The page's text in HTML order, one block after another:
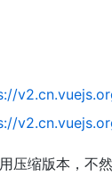
压缩版本，不